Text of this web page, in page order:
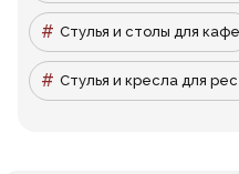
Стулья и столы для кафе
Стулья и кресла для